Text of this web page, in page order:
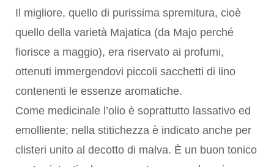
Il migliore, quello di purissima spremitura, cioè
quello della varietà Majatica (da Majo perché
fiorisce a maggio), era riservato ai profumi,
ottenuti immergendovi piccoli sacchetti di lino
contenenti le essenze aromatiche.
Come medicinale l’olio è soprattutto lassativo ed
emolliente; nella stitichezza è indicato anche per
clisteri unito al decotto di malva. È un buon tonico